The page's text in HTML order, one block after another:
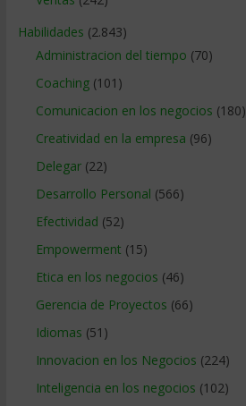
Habilidades (2.843)
Administracion del tiempo (70)
Coaching(101)
Comunicacion en los negocios (180)
Creatividad en la empresa (96)
Delegar(22)
Desarrollo Personal (566)
Efectividad (52)
Empowerment (15)
Etica en los negocios (46)
Gerencia de Proyectos (66)
Idiomas (51)
Innovacion en los Negocios (224)
Inteligencia en los negocios (102)